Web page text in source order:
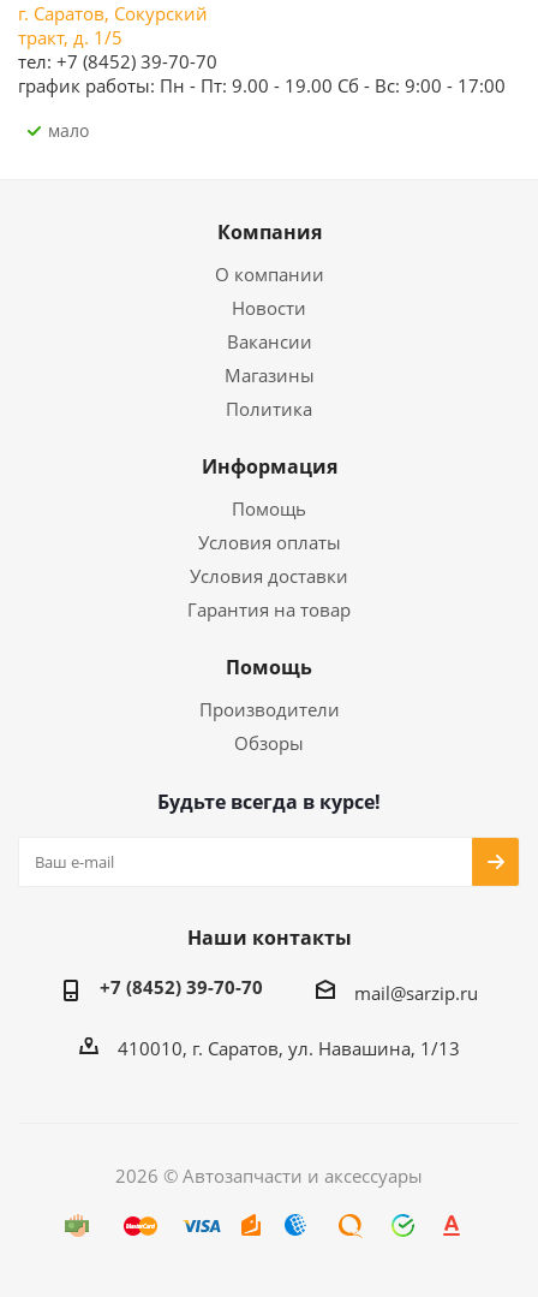
г. Саратов, Сокурский
тракт, д. 1/5
тел: +7 (8452) 39-70-70
график работы: Пн - Пт: 9.00 - 19.00 Сб - Вс: 9:00 - 17:00
Мало
Компания
О компании
Новости
Вакансии
Магазины
Политика
Информация
Помощь
Условия оплаты
Условия доставки
Гарантия на товар
Помощь
Производители
Обзоры
Будьте всегда в курсе!
Наши контакты
+7 (8452) 39-70-70 mail@sarzip.ru
410010, г. Саратов, ул. Навашина, 1/13
2026 © Автозапчасти и аксессуары